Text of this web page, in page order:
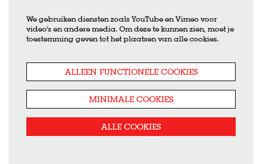
We gebruiken diensten zoals YouTube en Vimeo voor
video's en andere media. Om deze te kunnen zien, moet je
toestemming geven tot het plaatsen van alle cookies.
ALLEEN FUNCTIONELE COOKIES
MINIMALE COOKIES
ALLE COOKIES